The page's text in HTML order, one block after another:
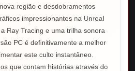
região e desdobramentos
impressionantes na Unreal
Ray Tracing e uma trilha sonora
PC é definitivamente a melhor
este culto instantâneo.
que contam histórias através do